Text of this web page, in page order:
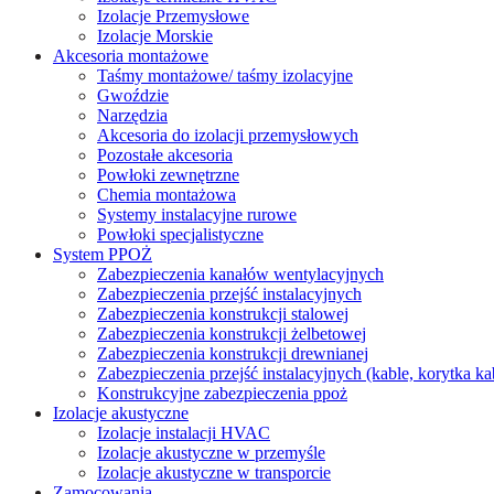
Izolacje Przemysłowe
Izolacje Morskie
Akcesoria montażowe
Taśmy montażowe/ taśmy izolacyjne
Gwoździe
Narzędzia
Akcesoria do izolacji przemysłowych
Pozostałe akcesoria
Powłoki zewnętrzne
Chemia montażowa
Systemy instalacyjne rurowe
Powłoki specjalistyczne
System PPOŻ
Zabezpieczenia kanałów wentylacyjnych
Zabezpieczenia przejść instalacyjnych
Zabezpieczenia konstrukcji stalowej
Zabezpieczenia konstrukcji żelbetowej
Zabezpieczenia konstrukcji drewnianej
Zabezpieczenia przejść instalacyjnych (kable, korytka
Konstrukcyjne zabezpieczenia ppoż
Izolacje akustyczne
Izolacje instalacji HVAC
Izolacje akustyczne w przemyśle
Izolacje akustyczne w transporcie